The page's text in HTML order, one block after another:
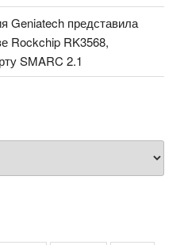
Geniatech представила
Rockchip RK3568,
SMARC 2.1